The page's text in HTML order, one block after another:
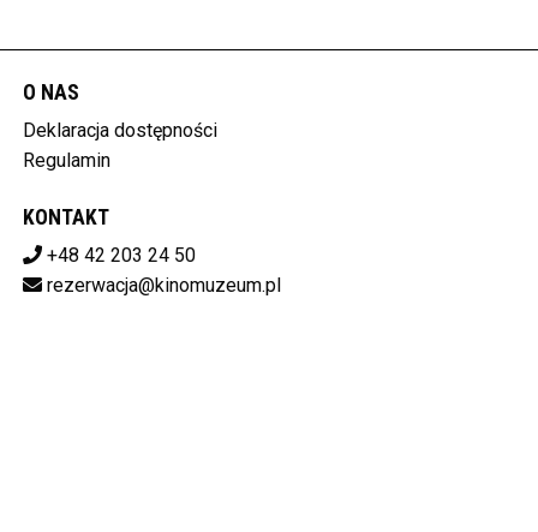
O NAS
Deklaracja dostępności
Regulamin
KONTAKT
+48 42 203 24 50
rezerwacja@kinomuzeum.pl